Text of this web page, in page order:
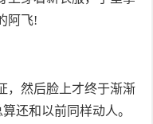
阿飞!
，然后脸上才终于渐渐
还和以前同样动人。